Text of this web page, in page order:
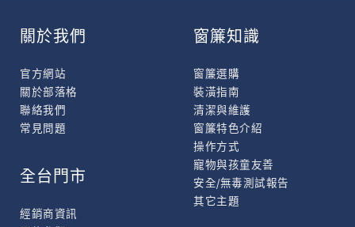
關於我們
官方網站
關於部落格
聯絡我們
常見問題
窗簾知識
窗簾選購
裝潢指南
清潔與維護
窗簾特色介紹
操作方式
寵物與孩童友善
安全/無毒測試報告
其它主題
全台門市
經銷商資訊